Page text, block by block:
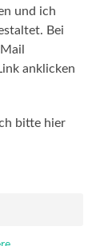
und ich
Bei
anklicken
bitte hier